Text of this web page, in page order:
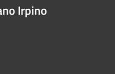
Irpino